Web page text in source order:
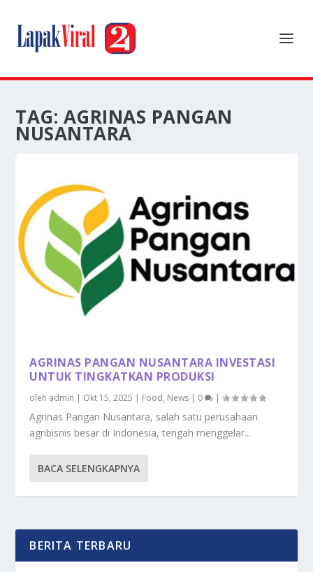
TAG: AGRINAS PANGAN
NUSANTARA
AGRINAS PANGAN NUSANTARA INVESTASI
UNTUK TINGKATKAN PRODUKSI
oleh admin | Okt 15, 2025 | Food, News | 0 |
Agrinas Pangan Nusantara, salah satu perusahaan
agribisnis besar di Indonesia, tengah menggelar...
BACA SELENGKAPNYA
BERITA TERBARU